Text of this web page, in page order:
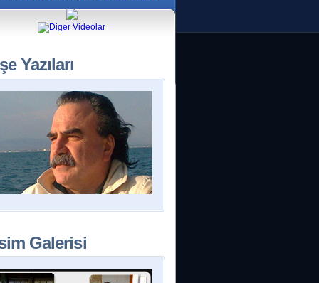
Yazıları
Galerisi